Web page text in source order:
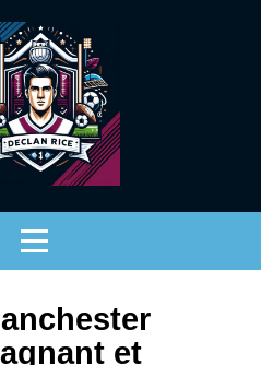
et